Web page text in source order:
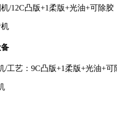
/12C凸版+1柔版+光油+可除
/工艺：9C凸版+1柔版+光油+